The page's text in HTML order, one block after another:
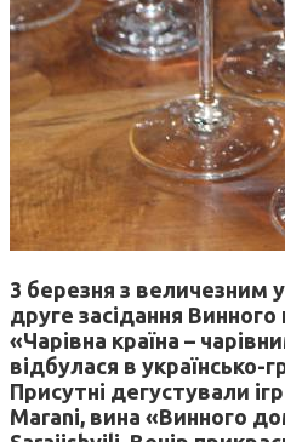
3 березня з величезним
друге засідання
«Чарівна країна –
відбулася в українсько-
Присутні дегустували
Marani, вина «Винного